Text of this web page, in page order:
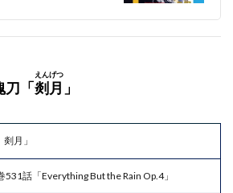
刀「剡月
えんげつ
」
剡月」
531話「Everything But the Rain Op.4」